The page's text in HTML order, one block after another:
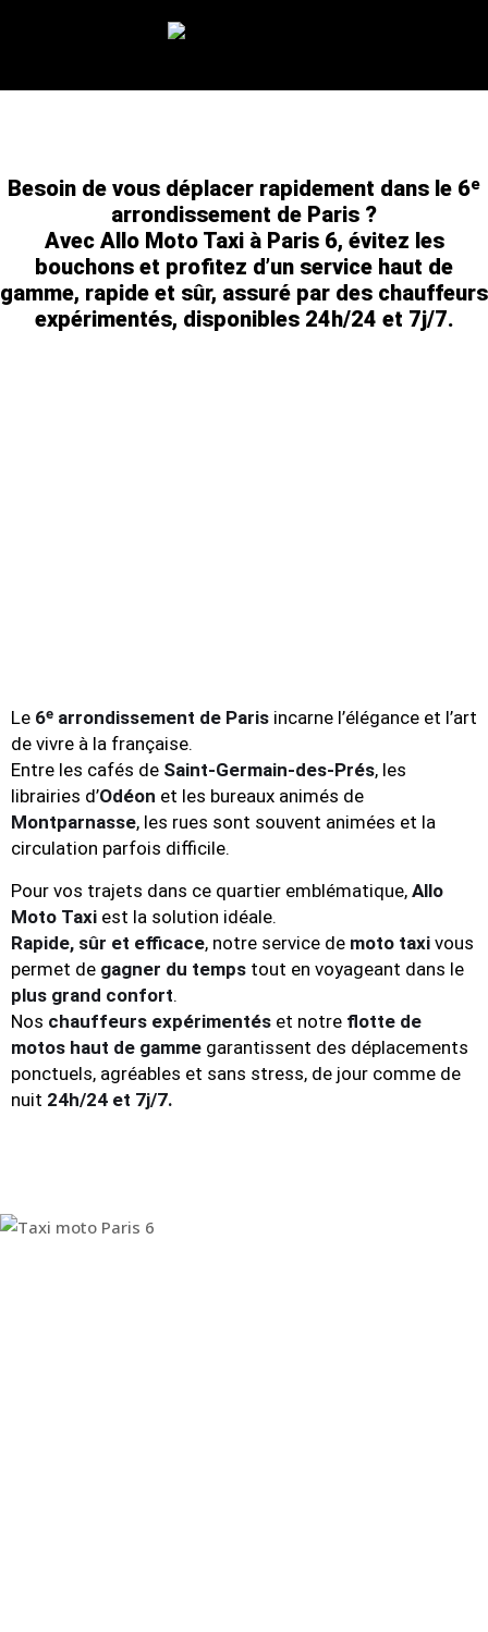
Besoin de vous déplacer rapidement dans le 6ᵉ
arrondissement de Paris ?
Avec Allo Moto Taxi à Paris 6, évitez les
bouchons et profitez d’un service haut de
gamme, rapide et sûr, assuré par des chauffeurs
expérimentés, disponibles 24h/24 et 7j/7.
Le 6ᵉ arrondissement de Paris incarne l’élégance et l’art
de vivre à la française.
Entre les cafés de Saint-Germain-des-Prés, les
librairies d’Odéon et les bureaux animés de
Montparnasse, les rues sont souvent animées et la
circulation parfois difficile.
Pour vos trajets dans ce quartier emblématique, Allo
Moto Taxi est la solution idéale.
Rapide, sûr et efficace, notre service de moto taxi vous
permet de gagner du temps tout en voyageant dans le
plus grand confort.
Nos chauffeurs expérimentés et notre flotte de
motos haut de gamme garantissent des déplacements
ponctuels, agréables et sans stress, de jour comme de
nuit 24h/24 et 7j/7.